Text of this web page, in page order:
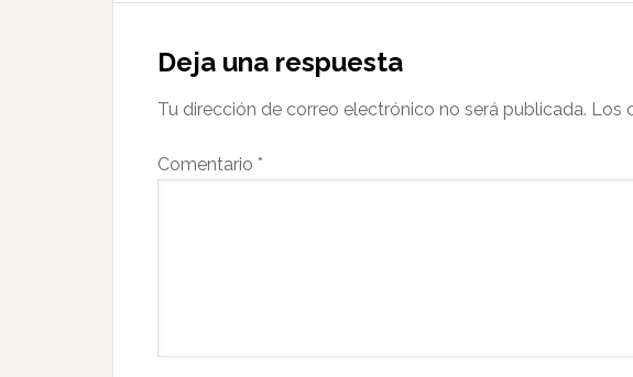
Deja una respuesta
Tu dirección de correo electrónico no será publicada. Los
Comentario *